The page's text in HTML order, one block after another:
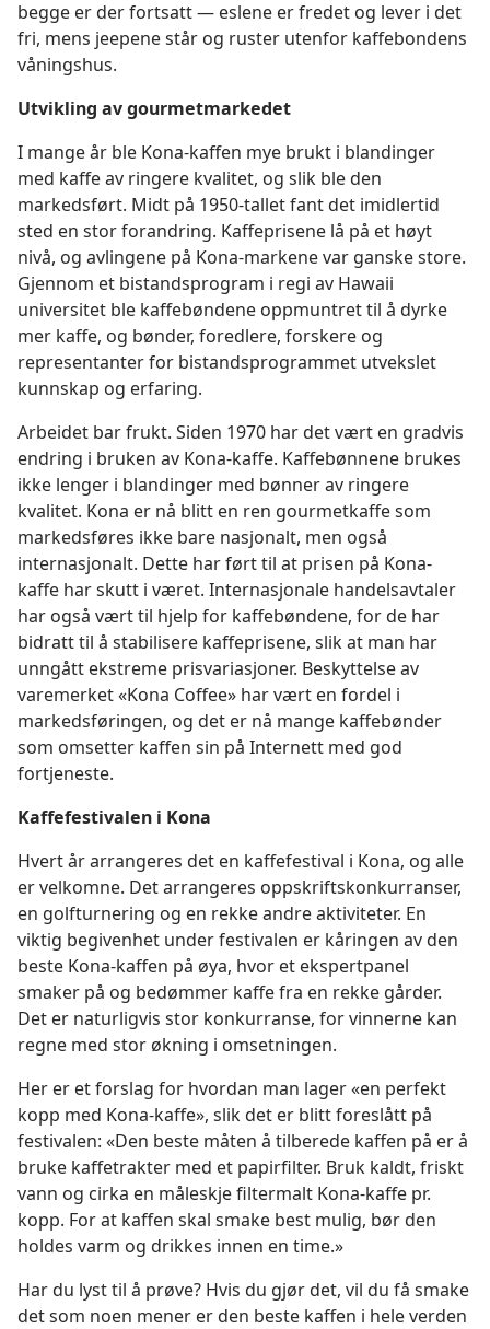
begge er der fortsatt — eslene er fredet og lever i det
fri, mens jeepene står og ruster utenfor kaffebondens
våningshus.
Utvikling av gourmetmarkedet
I mange år ble Kona-kaffen mye brukt i blandinger
med kaffe av ringere kvalitet, og slik ble den
markedsført. Midt på 1950-tallet fant det imidlertid
sted en stor forandring. Kaffeprisene lå på et høyt
nivå, og avlingene på Kona-markene var ganske store.
Gjennom et bistandsprogram i regi av Hawaii
universitet ble kaffebøndene oppmuntret til å dyrke
mer kaffe, og bønder, foredlere, forskere og
representanter for bistandsprogrammet utvekslet
kunnskap og erfaring.
Arbeidet bar frukt. Siden 1970 har det vært en gradvis
endring i bruken av Kona-kaffe. Kaffebønnene brukes
ikke lenger i blandinger med bønner av ringere
kvalitet. Kona er nå blitt en ren gourmetkaffe som
markedsføres ikke bare nasjonalt, men også
internasjonalt. Dette har ført til at prisen på Kona-
kaffe har skutt i været. Internasjonale handelsavtaler
har også vært til hjelp for kaffebøndene, for de har
bidratt til å stabilisere kaffeprisene, slik at man har
unngått ekstreme prisvariasjoner. Beskyttelse av
varemerket «Kona Coffee» har vært en fordel i
markedsføringen, og det er nå mange kaffebønder
som omsetter kaffen sin på Internett med god
fortjeneste.
Kaffefestivalen i Kona
Hvert år arrangeres det en kaffefestival i Kona, og alle
er velkomne. Det arrangeres oppskriftskonkurranser,
en golfturnering og en rekke andre aktiviteter. En
viktig begivenhet under festivalen er kåringen av den
beste Kona-kaffen på øya, hvor et ekspertpanel
smaker på og bedømmer kaffe fra en rekke gårder.
Det er naturligvis stor konkurranse, for vinnerne kan
regne med stor økning i omsetningen.
Her er et forslag for hvordan man lager «en perfekt
kopp med Kona-kaffe», slik det er blitt foreslått på
festivalen: «Den beste måten å tilberede kaffen på er å
bruke kaffetrakter med et papirfilter. Bruk kaldt, friskt
vann og cirka en måleskje filtermalt Kona-kaffe pr.
kopp. For at kaffen skal smake best mulig, bør den
holdes varm og drikkes innen en time.»
Har du lyst til å prøve? Hvis du gjør det, vil du få smake
det som noen mener er den beste kaffen i hele verden